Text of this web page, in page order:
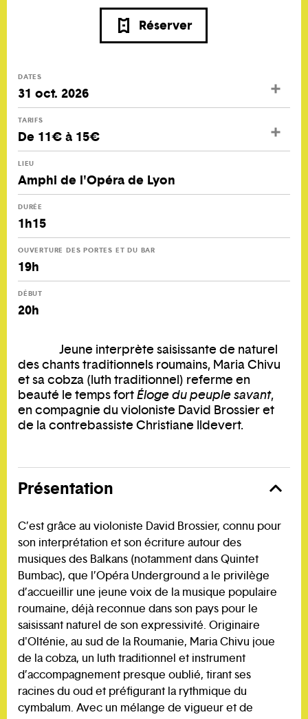
Réserver
DATES
31 oct. 2026
TARIFS
De 11€ à 15€
LIEU
Amphi de l'Opéra de Lyon
DURÉE
1h15
OUVERTURE DES PORTES ET DU BAR
19h
DÉBUT
20h
Jeune interprète saisissante de naturel
des chants traditionnels roumains, Maria Chivu
et sa cobza (luth traditionnel) referme en
beauté le temps fortÉloge du peuple savant,
en compagnie du violoniste David Brossier et
de la contrebassiste Christiane Ildevert.
Présentation
C’est grâce au violoniste David Brossier, connu pour
son interprétation et son écriture autour des
musiques des Balkans (notamment dans Quintet
Bumbac), que l’Opéra Underground a le privilège
d’accueillir une jeune voix de la musique populaire
roumaine, déjà reconnue dans son pays pour le
saisissant naturel de son expressivité. Originaire
d'Olténie, au sud de la Roumanie, Maria Chivu joue
de la cobza, un luth traditionnel et instrument
d’accompagnement presque oublié, tirant ses
racines du oud et préfigurant la rythmique du
cymbalum. Avec un mélange de vigueur et de